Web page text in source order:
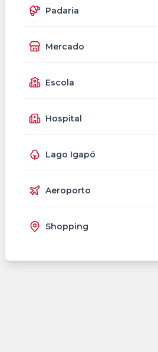
Padaria
Mercado
Escola
Hospital
Lago Igapó
Aeroporto
Shopping